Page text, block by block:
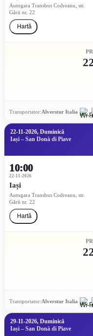
Autogara Transbus Codreanu, str.
Gării nr. 22
Hartă
Transportator:Alverstur Italia
22-11-2026, Duminică
Iași – San Donà di Piave
10:00
22-11-2026
Iași
Autogara Transbus Codreanu, str.
Gării nr. 22
Hartă
Transportator:Alverstur Italia
29-11-2026, Duminică
Iași – San Donà di Piave